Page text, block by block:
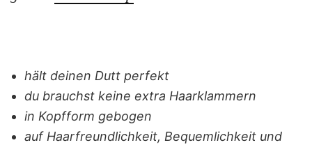
hält deinen Dutt perfekt
du brauchst keine extra Haarklammern
in Kopfform gebogen
auf Haarfreundlichkeit, Bequemlichkeit und